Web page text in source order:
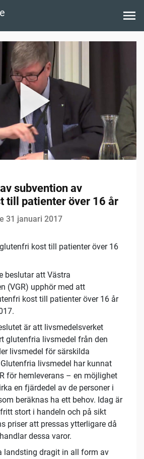
subvention av
till patienter över 16 år
31 januari 2017
kost till patienter över 16
beslutar att Västra
(VGR) upphör med att
kost till patienter över 16 år
är att livsmedelsverket
glutenfria livsmedel från den
livsmedel för särskilda
livsmedel har kunnat
för hemleverans – en möjlighet
en fjärdedel av de personer i
beräknas ha ett behov. Idag är
stort i handeln och på sikt
priser att pressas ytterligare då
dessa varor.
landsting dragit in all form av